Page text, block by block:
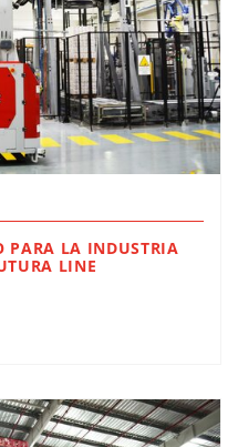
PARA LA INDUSTRIA
LINE